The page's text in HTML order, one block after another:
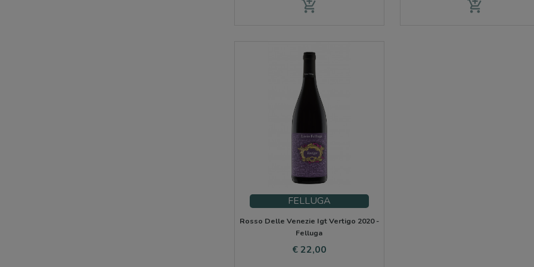
add_shopping_cart add_shopping_cart
FELLUGA
Rosso Delle Venezie Igt Vertigo 2020 -
Felluga
Prijs
€ 22,00